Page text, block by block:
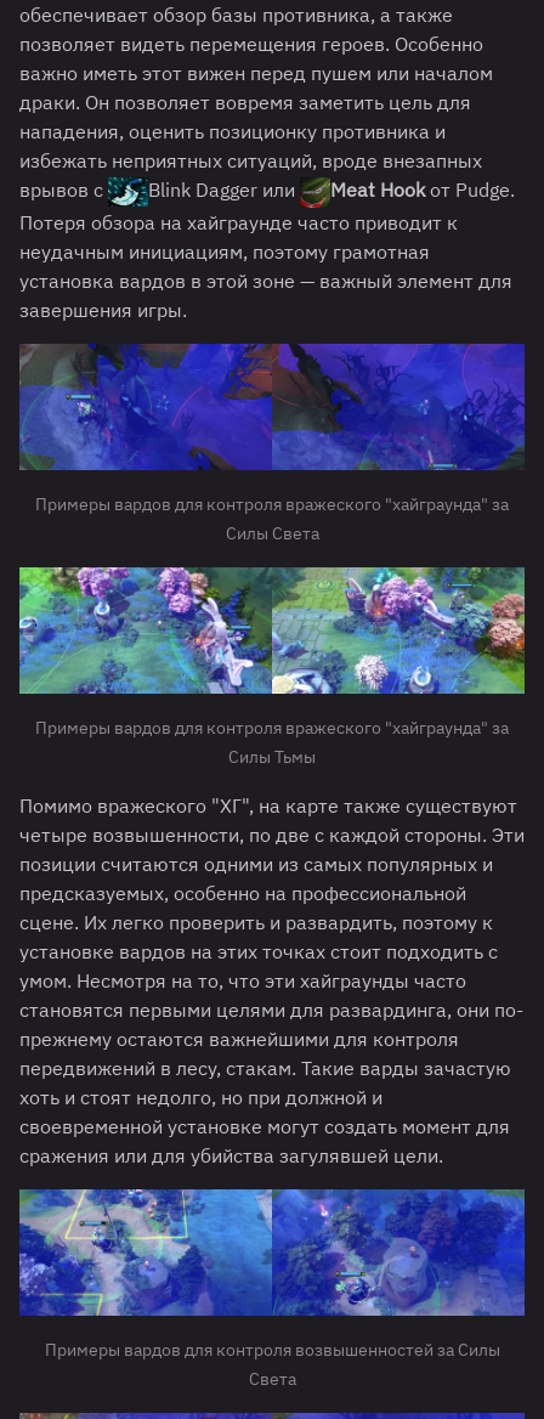
обеспечивает обзор базы противника, а также
позволяет видеть перемещения героев. Особенно
важно иметь этот вижен перед пушем или началом
драки. Он позволяет вовремя заметить цель для
нападения, оценить позиционку противника и
избежать неприятных ситуаций, вроде внезапных
врывов с
Blink Dagger или Meat Hookот Pudge.
Потеря обзора на хайграунде часто приводит к
неудачным инициациям, поэтому грамотная
установка вардов в этой зоне — важный элемент для
завершения игры.
Примеры вардов для контроля вражеского "хайграунда" за
Силы Света
Примеры вардов для контроля вражеского "хайграунда" за
Силы Тьмы
Помимо вражеского "ХГ", на карте также существуют
четыре возвышенности, по две с каждой стороны. Эти
позиции считаются одними из самых популярных и
предсказуемых, особенно на профессиональной
сцене. Их легко проверить и развардить, поэтому к
установке вардов на этих точках стоит подходить с
умом. Несмотря на то, что эти хайграунды часто
становятся первыми целями для развардинга, они по-
прежнему остаются важнейшими для контроля
передвижений в лесу, стакам. Такие варды зачастую
хоть и стоят недолго, но при должной и
своевременной установке могут создать момент для
сражения или для убийства загулявшей цели.
Примеры вардов для контроля возвышенностей за Силы
Света